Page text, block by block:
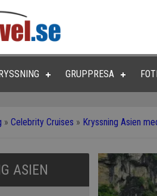
GRUPPRESA
» Celebrity Cruises » Kryssning Asien
ASIEN